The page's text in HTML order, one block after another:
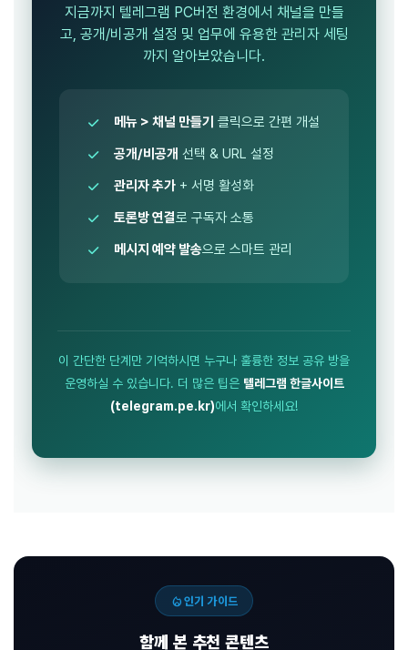
지금까지 텔레그램 PC버전 환경에서 채널을 만들
고, 공개/비공개 설정 및 업무에 유용한 관리자 세팅
까지 알아보았습니다.
메뉴 > 채널 만들기 클릭으로 간편 개설
공개/비공개 선택 & URL 설정
관리자 추가 + 서명 활성화
토론방 연결로 구독자 소통
메시지 예약 발송으로 스마트 관리
이 간단한 단계만 기억하시면 누구나 훌륭한 정보 공유 방을
운영하실 수 있습니다. 더 많은 팁은 텔레그램 한글사이트
(telegram.pe.kr)에서 확인하세요!
local_fire_department인기 가이드
함께 본 추천 콘텐츠